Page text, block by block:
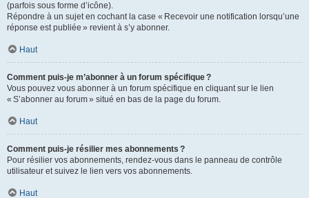
(parfois sous forme d’icône).
Répondre à un sujet en cochant la case « Recevoir une notification lorsqu’une
réponse est publiée » revient à s’y abonner.
Haut
Comment puis-je m’abonner à un forum spécifique ?
Vous pouvez vous abonner à un forum spécifique en cliquant sur le lien
« S’abonner au forum » situé en bas de la page du forum.
Haut
Comment puis-je résilier mes abonnements ?
Pour résilier vos abonnements, rendez-vous dans le panneau de contrôle
utilisateur et suivez le lien vers vos abonnements.
Haut